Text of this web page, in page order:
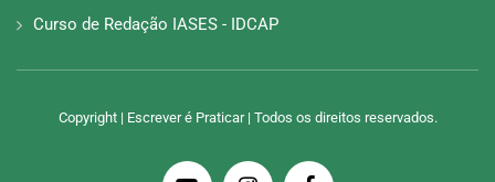
Curso de Redação IASES - IDCAP
Copyright | Escrever é Praticar | Todos os direitos reservados.